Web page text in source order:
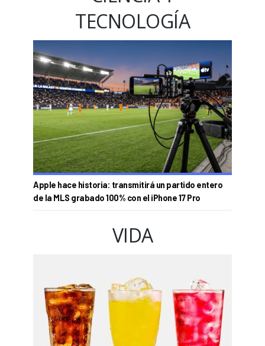
TECNOLOGÍA
Apple hace historia: transmitirá un partido entero
de la MLS grabado 100% con el iPhone 17 Pro
VIDA